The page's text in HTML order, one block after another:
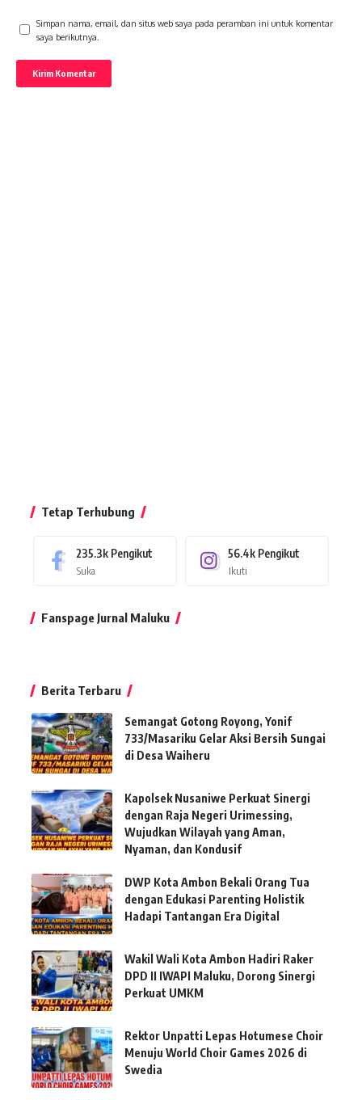
Simpan nama, email, dan situs web saya pada peramban ini untuk komentar
saya berikutnya.
Tetap Terhubung
235.3k Pengikut
Suka
56.4k Pengikut
Ikuti
Fanspage Jurnal Maluku
Berita Terbaru
Semangat Gotong Royong, Yonif
733/Masariku Gelar Aksi Bersih Sungai
di Desa Waiheru
Kapolsek Nusaniwe Perkuat Sinergi
dengan Raja Negeri Urimessing,
Wujudkan Wilayah yang Aman,
Nyaman, dan Kondusif
DWP Kota Ambon Bekali Orang Tua
dengan Edukasi Parenting Holistik
Hadapi Tantangan Era Digital
Wakil Wali Kota Ambon Hadiri Raker
DPD II IWAPI Maluku, Dorong Sinergi
Perkuat UMKM
Rektor Unpatti Lepas Hotumese Choir
Menuju World Choir Games 2026 di
Swedia